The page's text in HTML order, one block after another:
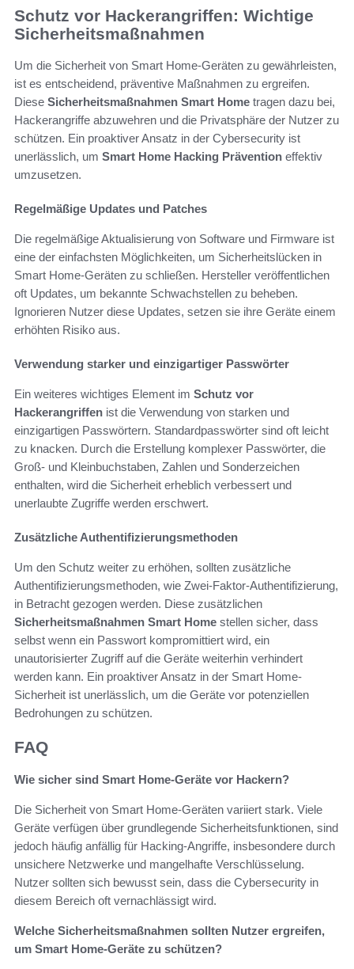
Schutz vor Hackerangriffen: Wichtige
Sicherheitsmaßnahmen
Um die Sicherheit von Smart Home-Geräten zu gewährleisten,
ist es entscheidend, präventive Maßnahmen zu ergreifen.
Diese Sicherheitsmaßnahmen Smart Home tragen dazu bei,
Hackerangriffe abzuwehren und die Privatsphäre der Nutzer zu
schützen. Ein proaktiver Ansatz in der Cybersecurity ist
unerlässlich, um Smart Home Hacking Prävention effektiv
umzusetzen.
Regelmäßige Updates und Patches
Die regelmäßige Aktualisierung von Software und Firmware ist
eine der einfachsten Möglichkeiten, um Sicherheitslücken in
Smart Home-Geräten zu schließen. Hersteller veröffentlichen
oft Updates, um bekannte Schwachstellen zu beheben.
Ignorieren Nutzer diese Updates, setzen sie ihre Geräte einem
erhöhten Risiko aus.
Verwendung starker und einzigartiger Passwörter
Ein weiteres wichtiges Element im Schutz vor
Hackerangriffen ist die Verwendung von starken und
einzigartigen Passwörtern. Standardpasswörter sind oft leicht
zu knacken. Durch die Erstellung komplexer Passwörter, die
Groß- und Kleinbuchstaben, Zahlen und Sonderzeichen
enthalten, wird die Sicherheit erheblich verbessert und
unerlaubte Zugriffe werden erschwert.
Zusätzliche Authentifizierungsmethoden
Um den Schutz weiter zu erhöhen, sollten zusätzliche
Authentifizierungsmethoden, wie Zwei-Faktor-Authentifizierung,
in Betracht gezogen werden. Diese zusätzlichen
Sicherheitsmaßnahmen Smart Home stellen sicher, dass
selbst wenn ein Passwort kompromittiert wird, ein
unautorisierter Zugriff auf die Geräte weiterhin verhindert
werden kann. Ein proaktiver Ansatz in der Smart Home-
Sicherheit ist unerlässlich, um die Geräte vor potenziellen
Bedrohungen zu schützen.
FAQ
Wie sicher sind Smart Home-Geräte vor Hackern?
Die Sicherheit von Smart Home-Geräten variiert stark. Viele
Geräte verfügen über grundlegende Sicherheitsfunktionen, sind
jedoch häufig anfällig für Hacking-Angriffe, insbesondere durch
unsichere Netzwerke und mangelhafte Verschlüsselung.
Nutzer sollten sich bewusst sein, dass die Cybersecurity in
diesem Bereich oft vernachlässigt wird.
Welche Sicherheitsmaßnahmen sollten Nutzer ergreifen,
um Smart Home-Geräte zu schützen?